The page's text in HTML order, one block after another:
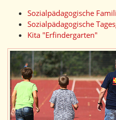
Sozialpädagogische
Sozialpädagogische
Kita "Erfindergarten"